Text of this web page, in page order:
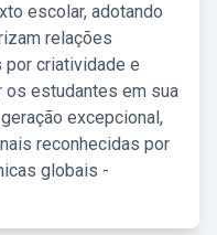
escolar, adotando
relações
criatividade e
os estudantes em sua
excepcional,
reconhecidas por
globais -